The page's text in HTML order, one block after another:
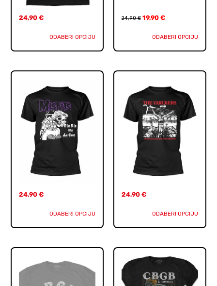
24,90€
ODABERI OPCIJU
24,90€ 19,90 €
ODABERI OPCIJU
24,90€
ODABERI OPCIJU
24,90 €
ODABERI OPCIJU